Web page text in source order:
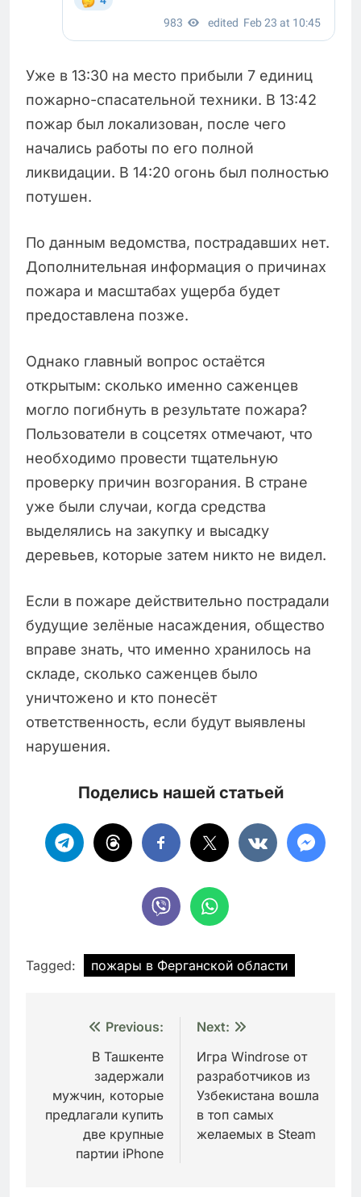
Уже в 13:30 на место прибыли 7 единиц
пожарно-спасательной техники. В 13:42
пожар был локализован, после чего
начались работы по его полной
ликвидации. В 14:20 огонь был полностью
потушен.
По данным ведомства, пострадавших нет.
Дополнительная информация о причинах
пожара и масштабах ущерба будет
предоставлена позже.
Однако главный вопрос остаётся
открытым: сколько именно саженцев
могло погибнуть в результате пожара?
Пользователи в соцсетях отмечают, что
необходимо провести тщательную
проверку причин возгорания. В стране
уже были случаи, когда средства
выделялись на закупку и высадку
деревьев, которые затем никто не видел.
Если в пожаре действительно пострадали
будущие зелёные насаждения, общество
вправе знать, что именно хранилось на
складе, сколько саженцев было
уничтожено и кто понесёт
ответственность, если будут выявлены
нарушения.
Поделись нашей статьей
Tagged: пожары в Ферганской области
Навигация
записям
Previous:
В Ташкенте
задержали
мужчин, которые
предлагали купить
две крупные
партии iPhone
Next:
Игра Windrose от
разработчиков из
Узбекистана вошла
в топ самых
желаемых в Steam